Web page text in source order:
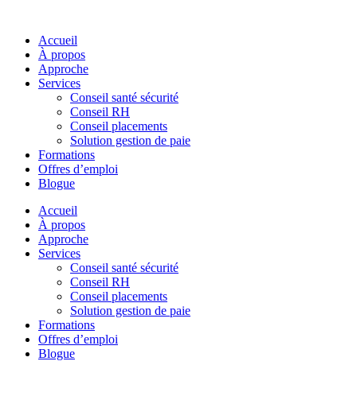
contentAccueil
À propos
Approche
Services
Conseil santé sécurité
Conseil RH
Conseil placements
Solution gestion de paie
Formations
Offres d’emploi
Blogue
Accueil
À propos
Approche
Services
Conseil santé sécurité
Conseil RH
Conseil placements
Solution gestion de paie
Formations
Offres d’emploi
Blogue